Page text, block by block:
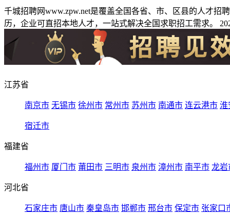
千城招聘网www.zpw.net是覆盖全国各省、市、区县的人才
历，企业可直招本地人才，一站式解决全国求职招工需求。
江苏省
南京市 无锡市 徐州市 常州市 苏州市 南通市 连云港市 淮
宿迁市
福建省
福州市 厦门市 莆田市 三明市 泉州市 漳州市 南平市 龙岩
河北省
石家庄市 唐山市 秦皇岛市 邯郸市 邢台市 保定市 张家口